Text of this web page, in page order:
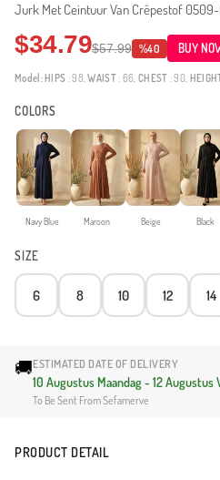
Jurk Met Ceintuur Van Crêpestof
$34.79$57.99 %40 BUY
Model: HIPS : 98,WAIST: 66,CHEST : 90,
COLORS
Navy Blue Maroon Beige Black
SIZE
6 8 10 12 14
🚚ESTIMATED DATE OF DELIVERY
10 Augustus Maandag - 12 Augustus
To Be Sent From Sefamerve
PRODUCT DETAIL